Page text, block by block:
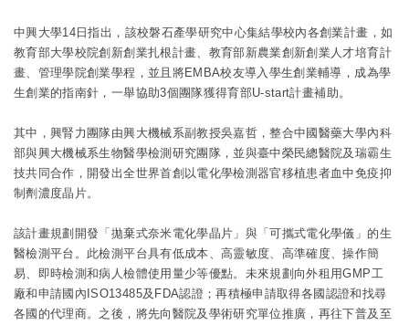
中興大學14日指出，該校磐石產學研究中心集結學校內各創業計畫，如
教育部大學校院創新創業扎根計畫、教育部新農業創新創業人才培育計
畫、管理學院創業學程，並且將EMBA校友導入學生創業輔導，成為學
生創業的指南針，一舉協助3個團隊獲得育部U-start計畫補助。
其中，興腎力團隊由興大機械系副教授吳嘉哲，整合中國醫藥大學內科
部與興大機械系生物醫學檢測研究團隊，並與臺中榮民總醫院及瑞霸生
技共同合作，開發出全世界首創以電化學檢測器官移植患者血中免疫抑
制劑濃度晶片。
該計畫規劃開發「拋棄式奈米電化學晶片」與「可攜式電化學儀」的生
醫檢測平台。此檢測平台具有低成本、高靈敏度、高準確度、操作簡
易、即時檢測和病人檢體使用量少等優點。未來規劃向外租用GMP工
廠和申請國內ISO13485及FDA認證；再積極申請取得各國認證和找尋
各國的代理商。之後，將先向醫院及學術研究單位推廣，再往下普及至